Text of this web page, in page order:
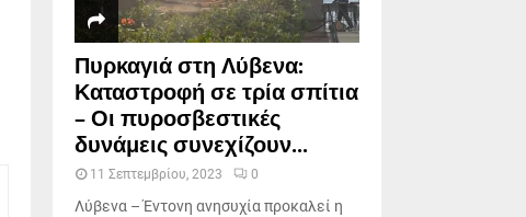
Πυρκαγιά στη Λύβενα:
Καταστροφή σε τρία σπίτια
– Οι πυροσβεστικές
δυνάμεις συνεχίζουν...
11 Σεπτεμβρίου, 2023 0
Λύβενα – Έντονη ανησυχία προκαλεί η